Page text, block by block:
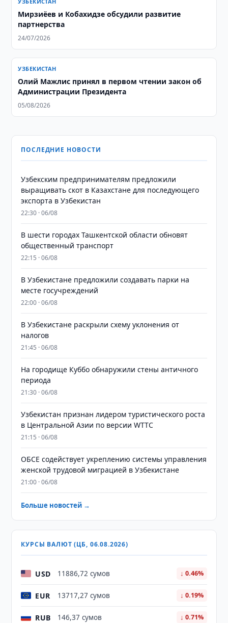
Мирзиёев и Кобахидзе обсудили развитие
партнерства
24/07/2026
УЗБЕКИСТАН
Олий Мажлис принял в первом чтении закон об
Администрации Президента
05/08/2026
ПОСЛЕДНИЕ НОВОСТИ
Узбекским предпринимателям предложили
выращивать скот в Казахстане для последующего
экспорта в Узбекистан
22:30 · 06/08
В шести городах Ташкентской области обновят
общественный транспорт
22:15 · 06/08
В Узбекистане предложили создавать парки на
месте госучреждений
22:00 · 06/08
В Узбекистане раскрыли схему уклонения от
налогов
21:45 · 06/08
На городище Куббо обнаружили стены античного
периода
21:30 · 06/08
Узбекистан признан лидером туристического роста
в Центральной Азии по версии WTTC
21:15 · 06/08
ОБСЕ содействует укреплению системы управления
женской трудовой миграцией в Узбекистане
21:00 · 06/08
Больше новостей →
КУРСЫ ВАЛЮТ (ЦБ, 06.08.2026)
USD 11886,72 сумов ↓ 0.46%
EUR 13717,27 сумов ↓ 0.19%
RUB 146,37 сумов ↓ 0.71%